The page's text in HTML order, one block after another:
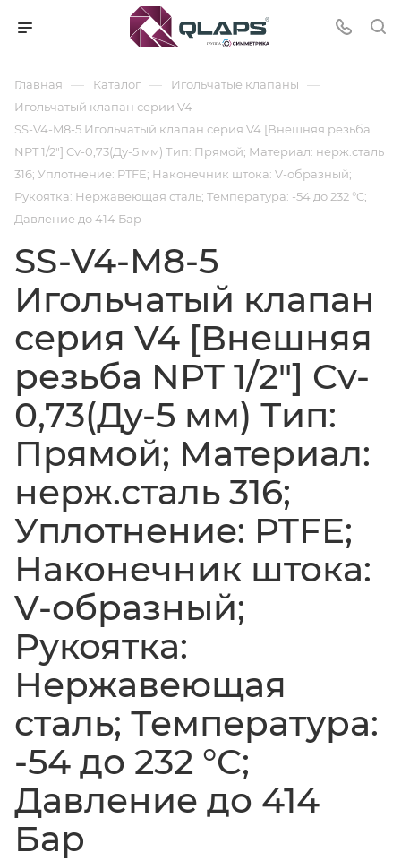
Главная — Каталог — Игольчатые клапаны —
Игольчатый клапан серии V4 —
SS-V4-M8-5 Игольчатый клапан серия V4 [Внешняя резьба
NPT 1/2"] Cv-0,73(Ду-5 мм) Тип: Прямой; Материал: нерж.сталь
316; Уплотнение: PTFE; Наконечник штока: V-образный;
Рукоятка: Нержавеющая сталь; Температура: -54 до 232 °C;
Давление до 414 Бар
SS-V4-M8-5
Игольчатый клапан
серия V4 [Внешняя
резьба NPT 1/2"] Cv-
0,73(Ду-5 мм) Тип:
Прямой; Материал:
нерж.сталь 316;
Уплотнение: PTFE;
Наконечник штока:
V-образный;
Рукоятка:
Нержавеющая
сталь; Температура:
-54 до 232 °C;
Давление до 414
Бар